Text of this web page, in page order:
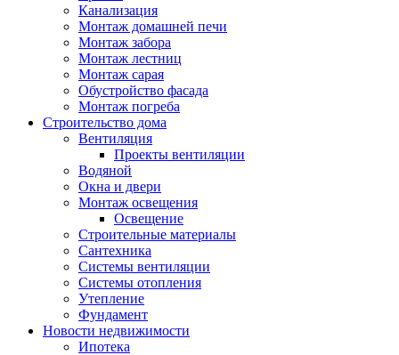
Канализация
Монтаж домашней печи
Монтаж забора
Монтаж лестниц
Монтаж сарая
Обустройство фасада
Монтаж погреба
Строительство дома
Вентиляция
Проекты вентиляции
Водяной
Окна и двери
Монтаж освещения
Освещение
Строительные материалы
Сантехника
Системы вентиляции
Системы отопления
Утепление
Фундамент
Новости недвижимости
Ипотека